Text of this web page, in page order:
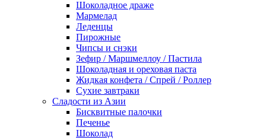
Шоколадное драже
Мармелад
Леденцы
Пирожные
Чипсы и снэки
Зефир / Маршмеллоу / Пастила
Шоколадная и ореховая паста
Жидкая конфета / Спрей / Роллер
Сухие завтраки
Сладости из Азии
Бисквитные палочки
Печенье
Шоколад